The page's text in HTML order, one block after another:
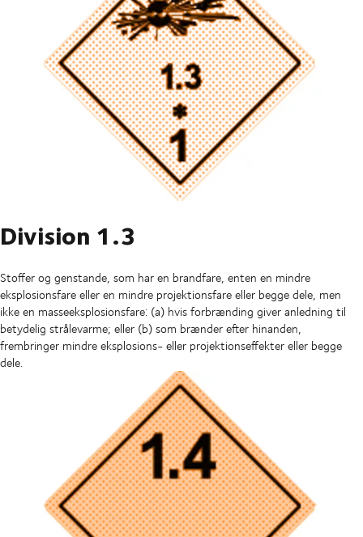
Division 1.3
Stoffer og genstande, som har en brandfare, enten en mindre
eksplosionsfare eller en mindre projektionsfare eller begge dele, men
ikke en masseeksplosionsfare: (a) hvis forbrænding giver anledning til
betydelig strålevarme; eller (b) som brænder efter hinanden,
frembringer mindre eksplosions- eller projektionseffekter eller begge
dele.